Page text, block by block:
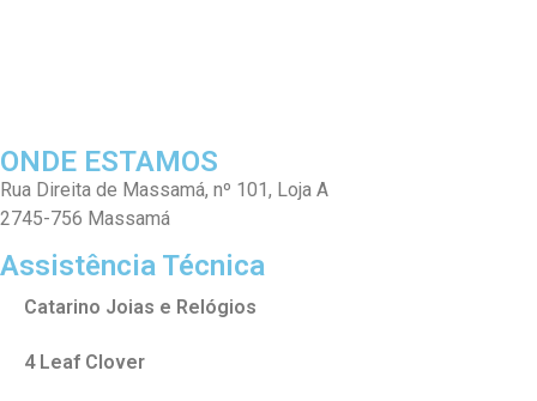
ONDE ESTAMOS
Rua Direita de Massamá, nº 101, Loja A
2745-756 Massamá
Assistência Técnica
Catarino Joias e Relógios
4 Leaf Clover